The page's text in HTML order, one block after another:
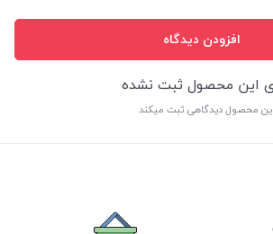
افزودن دیدگاه
این محصول ثبت نشده
این محصول دیدگاهی ثبت میکند